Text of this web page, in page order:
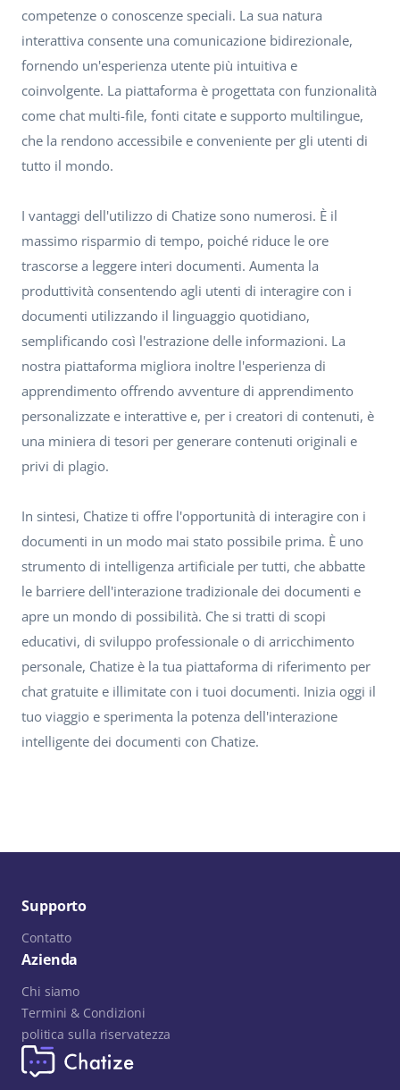
competenze o conoscenze speciali. La sua natura
interattiva consente una comunicazione bidirezionale,
fornendo un'esperienza utente più intuitiva e
coinvolgente. La piattaforma è progettata con funzionalità
come chat multi-file, fonti citate e supporto multilingue,
che la rendono accessibile e conveniente per gli utenti di
tutto il mondo.
I vantaggi dell'utilizzo di Chatize sono numerosi. È il
massimo risparmio di tempo, poiché riduce le ore
trascorse a leggere interi documenti. Aumenta la
produttività consentendo agli utenti di interagire con i
documenti utilizzando il linguaggio quotidiano,
semplificando così l'estrazione delle informazioni. La
nostra piattaforma migliora inoltre l'esperienza di
apprendimento offrendo avventure di apprendimento
personalizzate e interattive e, per i creatori di contenuti, è
una miniera di tesori per generare contenuti originali e
privi di plagio.
In sintesi, Chatize ti offre l'opportunità di interagire con i
documenti in un modo mai stato possibile prima. È uno
strumento di intelligenza artificiale per tutti, che abbatte
le barriere dell'interazione tradizionale dei documenti e
apre un mondo di possibilità. Che si tratti di scopi
educativi, di sviluppo professionale o di arricchimento
personale, Chatize è la tua piattaforma di riferimento per
chat gratuite e illimitate con i tuoi documenti. Inizia oggi il
tuo viaggio e sperimenta la potenza dell'interazione
intelligente dei documenti con Chatize.
Supporto
Contatto
Azienda
Chi siamo
Termini & Condizioni
politica sulla riservatezza